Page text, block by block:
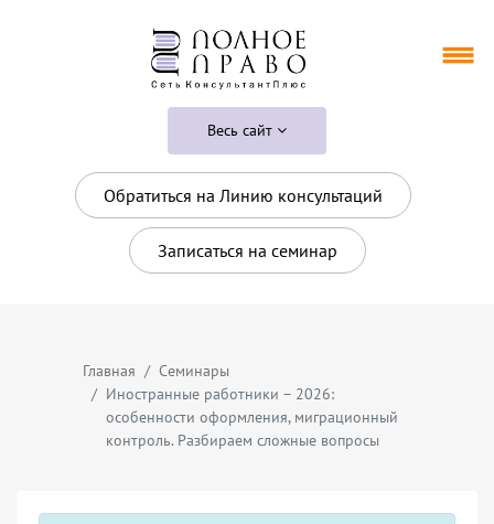
Весь сайт
Обратиться на Линию консультаций
Записаться на семинар
Главная
Семинары
Иностранные работники – 2026:
особенности оформления, миграционный
контроль. Разбираем сложные вопросы